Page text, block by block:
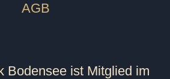
AGB
Bodensee ist Mitglied im